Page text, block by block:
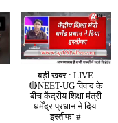
बड़ी खबर : LIVE
🔴NEET-UG विवाद के
बीच केंद्रीय शिक्षा मंत्री
धर्मेंद्र प्रधान ने दिया
इस्तीफा #